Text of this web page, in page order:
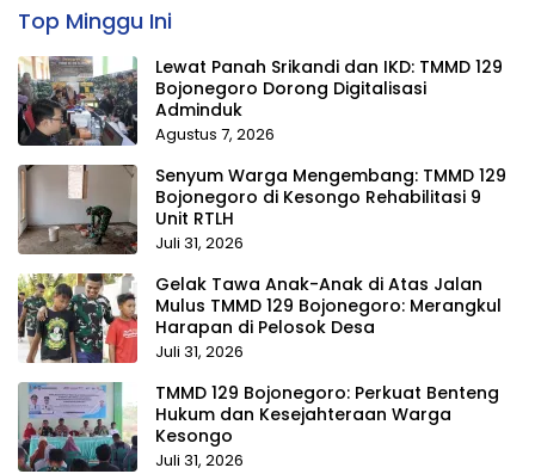
Top Minggu Ini
Lewat Panah Srikandi dan IKD: TMMD 129
Bojonegoro Dorong Digitalisasi
Adminduk
Agustus 7, 2026
Senyum Warga Mengembang: TMMD 129
Bojonegoro di Kesongo Rehabilitasi 9
Unit RTLH
Juli 31, 2026
Gelak Tawa Anak-Anak di Atas Jalan
Mulus TMMD 129 Bojonegoro: Merangkul
Harapan di Pelosok Desa
Juli 31, 2026
TMMD 129 Bojonegoro: Perkuat Benteng
Hukum dan Kesejahteraan Warga
Kesongo
Juli 31, 2026